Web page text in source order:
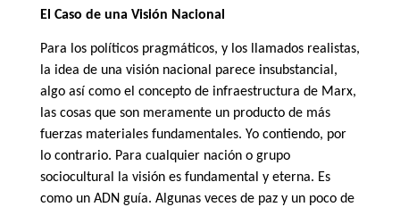
El Caso de una Visión Nacional
Para los políticos pragmáticos, y los llamados realistas,
la idea de una visión nacional parece insubstancial,
algo así como el concepto de infraestructura de Marx,
las cosas que son meramente un producto de más
fuerzas materiales fundamentales. Yo contiendo, por
lo contrario. Para cualquier nación o grupo
sociocultural la visión es fundamental y eterna. Es
como un ADN guía. Algunas veces de paz y un poco de